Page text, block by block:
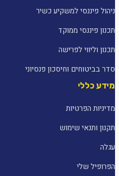
ניהול פיננסי למשקיע כשיר
תכנון פיננסי ממוקד
תכנון וליווי לפרישה
סדר בביטוחים וחיסכון פנסיוני
מידע כללי
מדיניות הפרטיות
תקנון ותנאי שימוש
עגלה
הפרופיל שלי